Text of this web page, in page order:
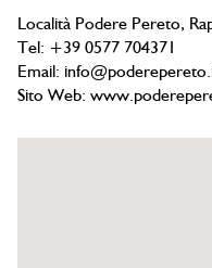
Località Podere Pereto,
Tel: +39 0577 704371
Email:
Sito Web: